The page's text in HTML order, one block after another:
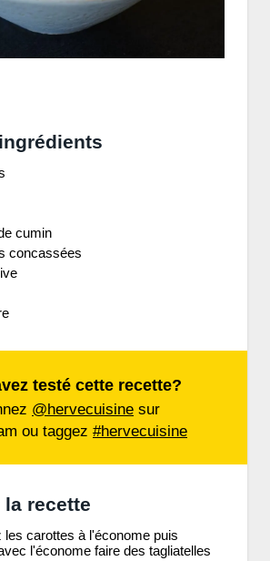
cumin
concassées
testé cette recette?
@hervecuisine sur
ou taggez #hervecuisine
la recette
les carottes à l'économe puis
l'économe faire des tagliatelles